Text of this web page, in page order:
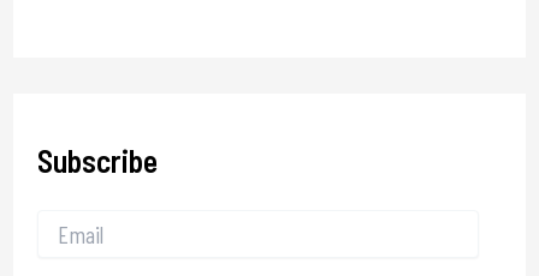
Subscribe